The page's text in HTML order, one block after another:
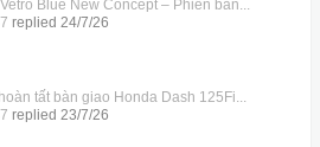
Blue New Concept – Phiên bản...
replied 24/7/26
tất bàn giao Honda Dash 125Fi...
replied 23/7/26